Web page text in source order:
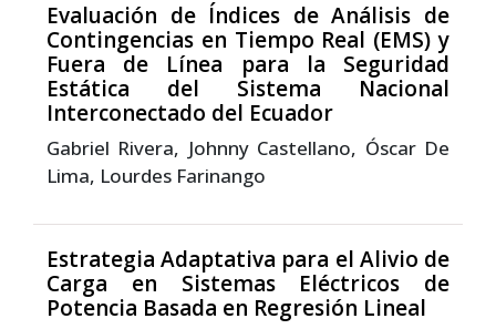
Evaluación de Índices de Análisis de
Contingencias en Tiempo Real (EMS) y
Fuera de Línea para la Seguridad
Estática del Sistema Nacional
Interconectado del Ecuador
Gabriel Rivera, Johnny Castellano, Óscar De
Lima, Lourdes Farinango
Estrategia Adaptativa para el Alivio de
Carga en Sistemas Eléctricos de
Potencia Basada en Regresión Lineal